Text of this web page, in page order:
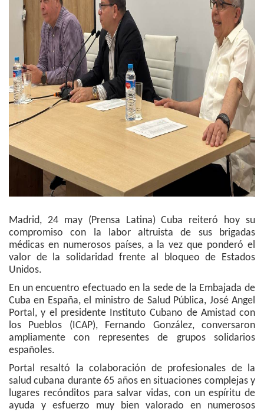
Madrid, 24 may (Prensa Latina) Cuba reiteró hoy su
compromiso con la labor altruista de sus brigadas
médicas en numerosos países, a la vez que ponderó el
valor de la solidaridad frente al bloqueo de Estados
Unidos.
En un encuentro efectuado en la sede de la Embajada de
Cuba en España, el ministro de Salud Pública, José Angel
Portal, y el presidente Instituto Cubano de Amistad con
los Pueblos (ICAP), Fernando González, conversaron
ampliamente con representes de grupos solidarios
españoles.
Portal resaltó la colaboración de profesionales de la
salud cubana durante 65 años en situaciones complejas y
lugares recónditos para salvar vidas, con un espíritu de
ayuda y esfuerzo muy bien valorado en numerosos